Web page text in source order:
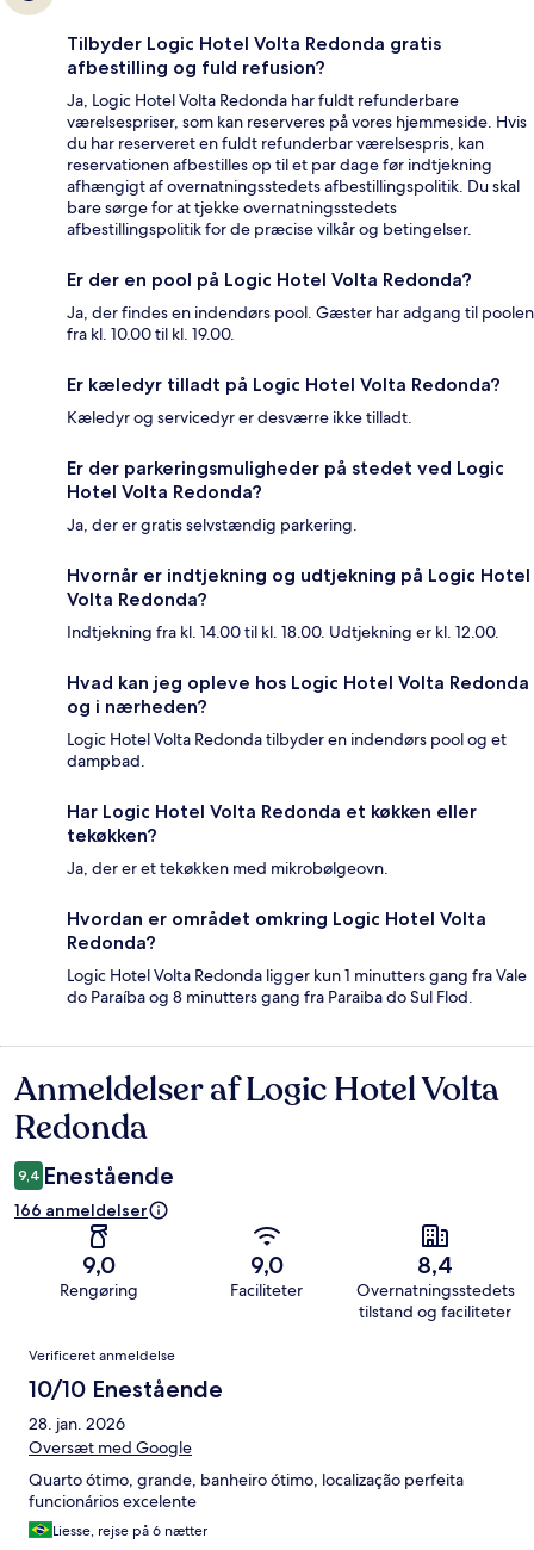
Tilbyder Logic Hotel Volta Redonda gratis
afbestilling og fuld refusion?
Ja, Logic Hotel Volta Redonda har fuldt refunderbare
værelsespriser, som kan reserveres på vores hjemmeside. Hvis
du har reserveret en fuldt refunderbar værelsespris, kan
reservationen afbestilles op til et par dage før indtjekning
afhængigt af overnatningsstedets afbestillingspolitik. Du skal
bare sørge for at tjekke overnatningsstedets
afbestillingspolitik for de præcise vilkår og betingelser.
Er der en pool på Logic Hotel Volta Redonda?
Ja, der findes en indendørs pool. Gæster har adgang til poolen
fra kl. 10.00 til kl. 19.00.
Er kæledyr tilladt på Logic Hotel Volta Redonda?
Kæledyr og servicedyr er desværre ikke tilladt.
Er der parkeringsmuligheder på stedet ved Logic
Hotel Volta Redonda?
Ja, der er gratis selvstændig parkering.
Hvornår er indtjekning og udtjekning på Logic Hotel
Volta Redonda?
Indtjekning fra kl. 14.00 til kl. 18.00. Udtjekning er kl. 12.00.
Hvad kan jeg opleve hos Logic Hotel Volta Redonda
og i nærheden?
Logic Hotel Volta Redonda tilbyder en indendørs pool og et
dampbad.
Har Logic Hotel Volta Redonda et køkken eller
tekøkken?
Ja, der er et tekøkken med mikrobølgeovn.
Hvordan er området omkring Logic Hotel Volta
Redonda?
Logic Hotel Volta Redonda ligger kun 1 minutters gang fra Vale
do Paraíba og 8 minutters gang fra Paraiba do Sul Flod.
Anmeldelser
Anmeldelser af Logic Hotel Volta
Redonda
9,4 Enestående
166 anmeldelser
9,0
Rengøring
9,0
Faciliteter
8,4
Overnatningsstedets
tilstand og faciliteter
Anmeldelser
Verificeret anmeldelse
10/10 Enestående
28. jan. 2026
Oversæt med Google
Quarto ótimo, grande, banheiro ótimo, localização perfeita
funcionários excelente
Liesse, rejse på 6 nætter